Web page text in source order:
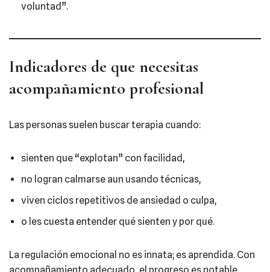
voluntad”.
Indicadores de que necesitas
acompañamiento profesional
Las personas suelen buscar terapia cuando:
sienten que “explotan” con facilidad,
no logran calmarse aun usando técnicas,
viven ciclos repetitivos de ansiedad o culpa,
o les cuesta entender qué sienten y por qué.
La regulación emocional no es innata; es aprendida. Con